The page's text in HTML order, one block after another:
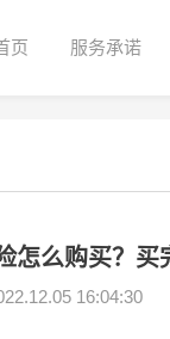
页 服务承诺
怎么购买？买
16:04:30